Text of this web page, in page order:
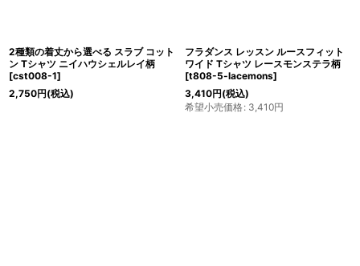
2種類の着丈から選べる スラブ コット
ン Tシャツ ニイハウシェルレイ柄
[cst008-1]
2,750円(税込)
フラダンス レッスン ルースフィット
ワイド Tシャツ レースモンステラ柄
[t808-5-lacemons]
3,410円(税込)
希望小売価格: 3,410円